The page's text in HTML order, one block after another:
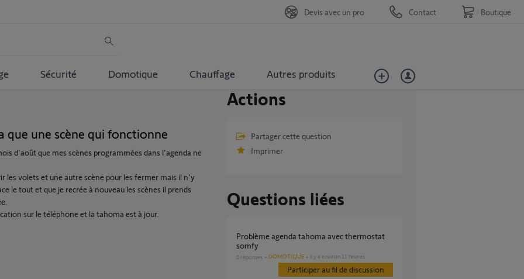
Sécurité Domotique Chauffage Autres produits
Devis avec un pro Contact Boutique
que une scène qui fonctionne
d'août que mes scènes programmées dans l'agenda ne
les volets et une autre scène pour les fermer mais il n'y
le tout et que je recrée à nouveau les scènes il prends
sur le téléphone et la tahoma est à jour.
Actions
Partager cette question
Imprimer
Questions liées
Problème agenda tahoma avec thermostat
somfy
0 réponses DOMOTIQUE il y a environ 11 heures
Participer au fil de discussion